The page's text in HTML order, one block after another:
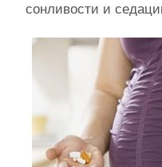
сонливости и